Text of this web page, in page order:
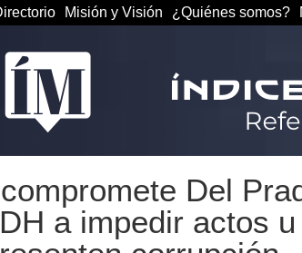
Misión y Visión ¿Quiénes somos?
Del
a impedir actos